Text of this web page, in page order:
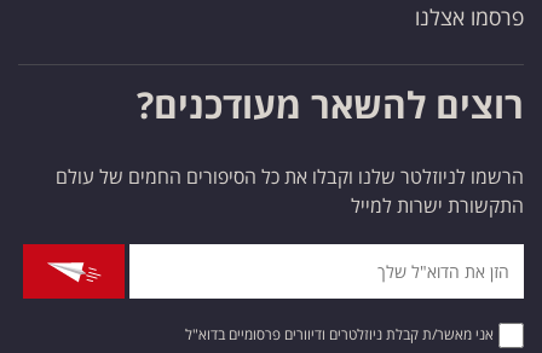
פרסמו אצלנו
רוצים להשאר מעודכנים?
הרשמו לניוזלטר שלנו וקבלו את כל הסיפורים החמים של עולם
התקשורת ישרות למייל
אני מאשר/ת קבלת ניוזלטרים ודיוורים פרסומיים בדוא"ל